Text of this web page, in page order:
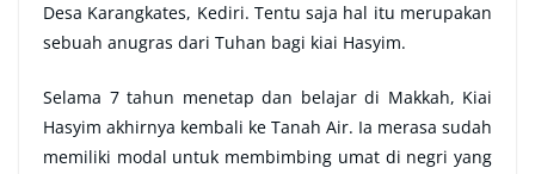
Desa Karangkates, Kediri. Tentu saja hal itu merupakan
sebuah anugras dari Tuhan bagi kiai Hasyim.
Selama 7 tahun menetap dan belajar di Makkah, Kiai
Hasyim akhirnya kembali ke Tanah Air. Ia merasa sudah
memiliki modal untuk membimbing umat di negri yang